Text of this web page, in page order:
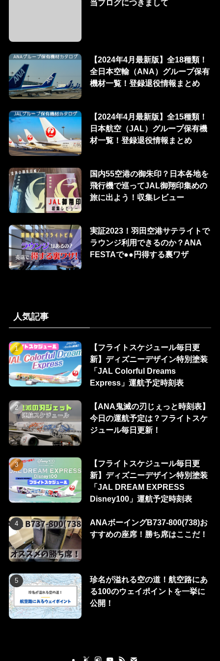
当ブログにつきまして
【2024年4月最新版】全18種類！
全日本空輸（ANA）グループ保有
機材一覧！登録退役情報まとめ
【2024年4月最新版】全15種類！
日本航空（JAL）グループ保有機
材一覧！登録退役情報まとめ
国内55空港の御朱印？日本各地を
飛行機で巡ってJAL御翔印集めの
旅に出よう！収集レビュー
実証2023！羽田空港サテライトで
ラウンジ利用できるのか？ANA
FESTAで●●円得する裏ワザ
人気記事
【フライトスケジュール毎日更
新】ディズニーデザイン特別塗装
「JAL Colorful Dreams
Express」運航予定時刻表
【ANA鬼滅の刃じぇっと時刻表】
今日の運航予定は？フライトスケ
ジュール毎日更新！
【フライトスケジュール毎日更
新】ディズニーデザイン特別塗装
「JAL DREAM EXPRESS
Disney100」運航予定時刻表
ANAボーイングB737-800(738)お
すすめの座席！勝ち席はここだ！
珍名が溢れる空の道！航空路にあ
る100のウェイポイントを一挙に
公開！